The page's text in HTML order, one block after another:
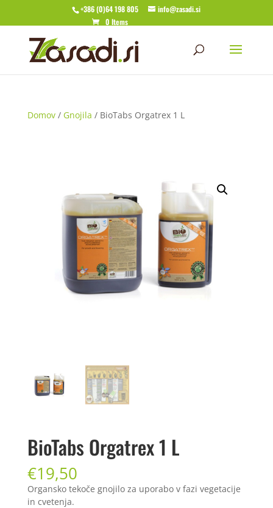
+386 (0)64 198 805
info@zasadi.si
0 Items
Domov/ Gnojila / BioTabs Orgatrex 1 L
BioTabs Orgatrex 1 L
€19,50
Organsko tekoče gnojilo za uporabo v fazi vegetacije
in cvetenja.